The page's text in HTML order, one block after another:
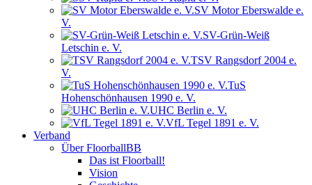
SV Motor Eberswalde e.
V.
SV-Grün-Weiß
Letschin e. V.
TSV Rangsdorf 2004 e.
V.
TuS
Hohenschönhausen 1990 e. V.
UHC Berlin e. V.
VfL Tegel 1891 e. V.
Verband
Über FloorballBB
Das ist Floorball!
Vision